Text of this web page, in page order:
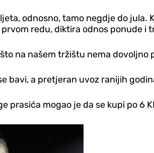
odnosno, tamo negdje do
redu, diktira odnos ponude i
na našem tržištu nema dovoljno
bavi, a pretjeran uvoz ranijih
prasića mogao je da se kupi po 6